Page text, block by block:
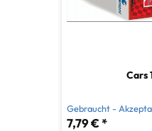
Cars
Gebraucht -
7,79 € *